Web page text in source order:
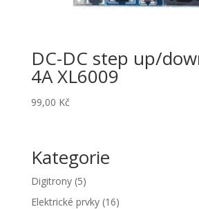
DC-DC step up/
4A XL6009
99,00 Kč
Kategorie
Digitrony 55
produktů
Elektrické prvky 1616